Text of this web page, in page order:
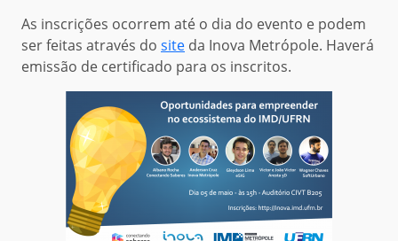
As inscrições ocorrem até o dia do evento e podem
ser feitas através do site da Inova Metrópole. Haverá
emissão de certificado para os inscritos.